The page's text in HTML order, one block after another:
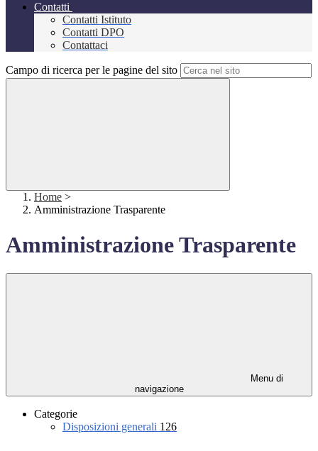
Contatti
Contatti Istituto
Contatti DPO
Contattaci
Campo di ricerca per le pagine del sito
Home >
Amministrazione Trasparente
Amministrazione Trasparente
Menu di
navigazione
Categorie
Disposizioni generali 126